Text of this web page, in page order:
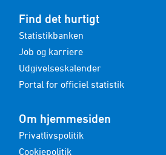
Find det hurtigt
Statistikbanken
Job og karriere
Udgivelseskalender
Portal for officiel statistik
Om hjemmesiden
Privatlivspolitik
Cookiepolitik